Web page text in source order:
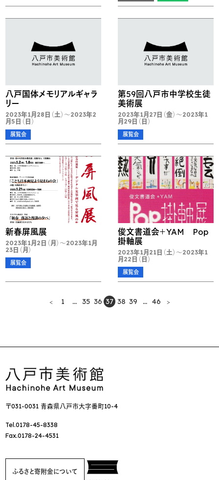
八戸国体メモリアルギャラ
リー
2023年1月28日（土）～2023年2
月5日（日）
展覧会
第59回八戸市中学校生徒
美術展
2023年1月27日（金）～2023年1
月29日（日）
展覧会
新春屏風展
2023年1月2日（月）～2023年1月
23日（月）
展覧会
俊文書道会＋YAM Pop
掛軸展
2023年1月21日（土）～2023年1
月22日（日）
展覧会
1 … 35 36 37 38 39 … 46
〒031-0031 青森県八戸市大字番町10-4
Tel.0178-45-8338
Fax.0178-24-4531
ふるさと寄附金について